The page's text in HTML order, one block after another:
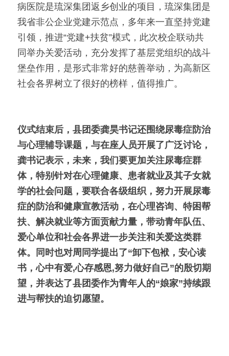
病医院是琉深集团返乡创业的项目，琉深集团是
我省非公企业党建示范点，多年来一直坚持党建
引领，推进“党建+扶贫”模式，此次校企联动共
同举办关爱活动，充分发挥了基层党组织的战斗
堡垒作用，是形式非常好的慈善举动，为高新区
社会各界树立了很好的榜样，值得推广。
仪式结束后，县团委龚昊书记还围绕尿毒症防治
与心理辅导课题，与在座人员开展了广泛讨论，
龚书记表示，未来，我们要更加关注尿毒症群
体，特别针对在心理健康、患者就业及其子女就
学的社会问题，要联合各级组织，努力开展尿毒
症的防治和健康宣教活动，在心理咨询、特困帮
扶、解决就业等方面贡献力量，带动青年队伍、
爱心单位和社会各界进一步关注和关爱这类群
体。同时也对周同学提出了“卸下包袱，安心读
书，心中有爱,心存感恩,努力做好自己”的殷切期
望，并表达了县团委作为青年人的“娘家”持续跟
进与帮扶的迫切愿望。